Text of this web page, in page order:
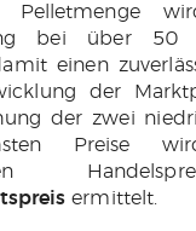
Pelletmenge
bei über 50
einen
der
der zwei
Preise
ermittelt.